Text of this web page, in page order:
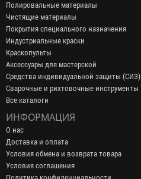
Полировальные материалы
Чистящие материалы
Покрытия специального назначения
Индустриальные краски
Краскопульты
Аксессуары для мастерской
Средства индивидуальной защиты (СИЗ)
Сварочные и рихтовочные инструменты
Все каталоги
ИНФОРМАЦИЯ
О нас
Доставка и оплата
Условия обмена и возврата товара
Условия соглашения